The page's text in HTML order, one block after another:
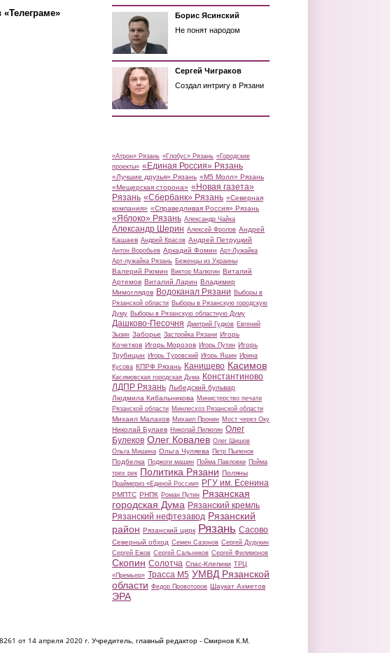
«Телеграме»
Борис Ясинский
Не понят народом
Сергей Чиграков
Создал интригу в Рязани
«Атрон» Рязань «Глобус» Рязань «Городские
проекты» «Единая Россия» Рязань
«Лучшие друзья» Рязань «М5 Молл» Рязань
«Мещерская сторона» «Новая газета»
Рязань «Сбербанк» Рязань «Северная
компания» «Справедливая Россия» Рязань
«Яблоко» Рязань Александр Чайка
Александр Шерин Алексей Фролов Андрей
Кашаев Андрей Красов Андрей Петруцкий
Антон Воробьев Аркадий Фомин Арт-Лужайка
Арт-лужайка Рязань Беженцы из Украины
Валерий Рюмин Виктор Малюгин Виталий
Артемов Виталий Ларин Владимир
Мимоглядов Водоканал Рязани Выборы в
Рязанской области Выборы в Рязанскую городскую
Думу Выборы в Рязанскую областную Думу
Дашково-Песочня Дмитрий Гудков Евгений
Зызин Заборье Застройка Рязани Игорь
Кочетков Игорь Морозов Игорь Путин Игорь
Трубицын Игорь Туровский Игорь Яшин Ирина
Кусова КПРФ Рязань Канищево Касимов
Касимовская городская Дума Константиново
ЛДПР Рязань Лыбедский бульвар
Людмила Кибальникова Министерство печати
Рязанской области Минлесхоз Рязанской области
Михаил Малахов Михаил Пронин Мост через Оку
Николай Булаев Николай Пилюгин Олег
Булеков Олег Ковалев Олег Шишов
Ольга Мишина Ольга Чуляева Петр Пыленок
Подбелка Поджоги машин Пойма Павловки Пойма
трех рек Политика Рязани Поляны
Праймериз «Единой России» РГУ им. Есенина
РМПТС РНПК Роман Путин Рязанская
городская Дума Рязанский кремль
Рязанский нефтезавод Рязанский
район Рязанский цирк Рязань Сасово
Северный обход Семен Сазонов Сергей Дудукин
Сергей Ежов Сергей Сальников Сергей Филимонов
Скопин Солотча Спас-Клепики ТРЦ
«Премьер» Трасса М5 УМВД Рязанской
области Федор Провоторов Шаукат Ахметов
ЭРА
1 от 14 апреля 2020 г. Учредитель, главный редактор - Смирнов К.М.